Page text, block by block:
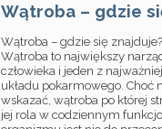
Wątroba – gdzie
Wątroba – gdzie się
Wątroba to największy
człowieka i jeden z
układu pokarmowego. Choć
wskazać, wątroba po której
jej rola w codziennym